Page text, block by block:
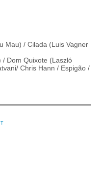
Mau) / Cilada (Luis Vagner
/ Dom Quixote (Laszló
Chris Hann / Espigão /
T